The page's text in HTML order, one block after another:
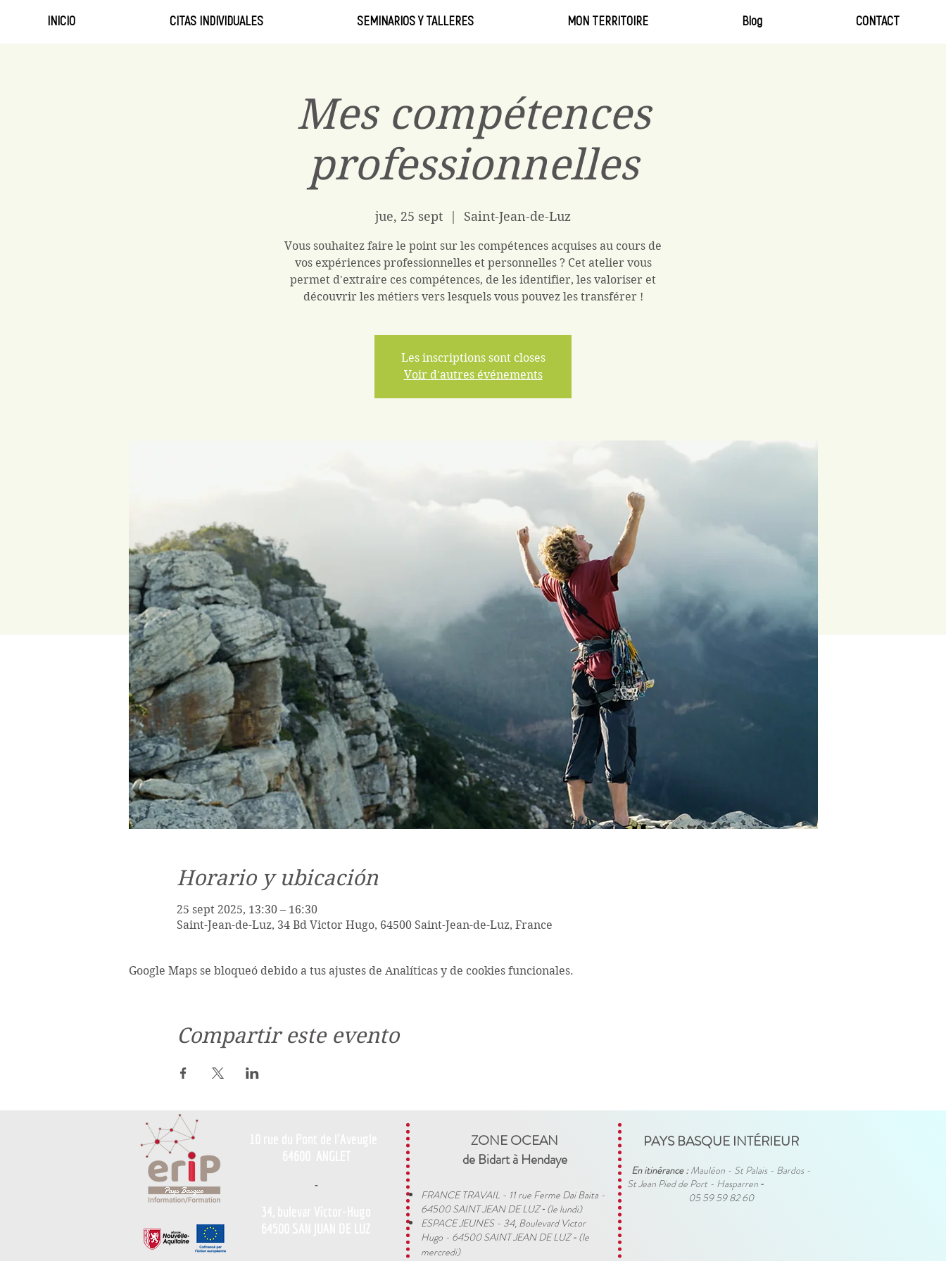
INICIO CITAS INDIVIDUALES SEMINARIOS Y TALLERES MON TERRITOIRE Blog CONTACT
Mes compétences
professionnelles
jue, 25 sept Saint-Jean-de-Luz
Vous souhaitez faire le point sur les compétences acquises au cours de
vos expériences professionnelles et personnelles ? Cet atelier vous
permet d'extraire ces compétences, de les identifier, les valoriser et
découvrir les métiers vers lesquels vous pouvez les transférer !
Les inscriptions sont closes
Voir d'autres événements
Horario y ubicación
25 sept 2025, 13:30 – 16:30
Saint-Jean-de-Luz, 34 Bd Victor Hugo, 64500 Saint-Jean-de-Luz, France
Google Maps se bloqueó debido a tus ajustes de Analíticas y de cookies funcionales.
Compartir este evento
-
ZONE OCEAN
de Bidart à Hendaye​
FRANCE TRAVAIL - 11 rue Ferme Dai Baita -
64500 SAINT JEAN DE LUZ​ - (le lundi)
ESPACE JEUNES - 34, Boulevard Victor
Hugo - 64500 SAINT JEAN DE LUZ- (le
mercredi)
PAYS BASQUE INTÉRIEUR
En itinérance :Mauléon - St Palais - Bardos -
St Jean Pied de Port - Hasparren -
05 59 59 82 60